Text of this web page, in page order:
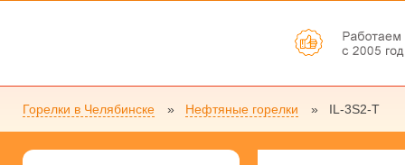
Горелки в Челябинске Нефтяные горелки IL-3S2-T